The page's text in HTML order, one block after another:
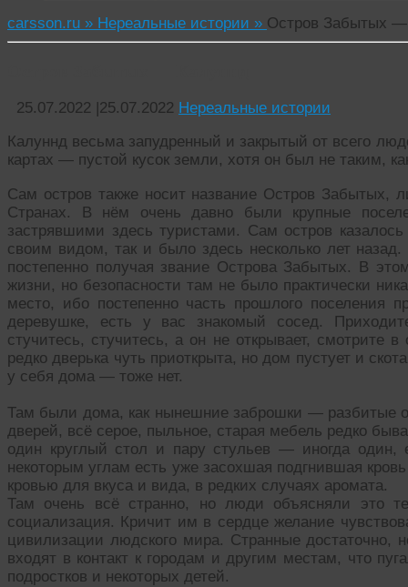
carsson.ru » Нереальные истории » Остров Забытых —
25.07.2022 |25.07.2022 Нереальные истории
Калуннд весьма запудренный и закрытый от всего
картах — пустой кусок земли, хотя он был не таким,
Сам остров также носит название Остров Забытых,
Странах. В нём очень давно были крупные
застрявшими здесь туристами. Сам остров
своим видом, так и было здесь несколько лет
постепенно получая звание Острова Забытых. В
жизни, но безопасности там не было практически
место, ибо постепенно часть прошлого поселения
деревушке, есть у вас знакомый сосед.
стучитесь, стучитесь, а он не открывает, смотрите
редко дверька чуть приоткрыта, но дом пустует и
у себя дома — тоже нет.
Там были дома, как нынешние заброшки — разбитые
дверей, всё серое, пыльное, старая мебель редко
один круглый стол и пару стульев — иногда
некоторым углам есть уже засохшая подгнившая
кровью для вкуса и вида, в редких случаях аромата.
Там очень всё странно, но люди объясняли это
социализация. Кричит им в сердце желание
цивилизации людского мира. Странные
входят в контакт к городам и другим местам, что
подростков и некоторых детей.